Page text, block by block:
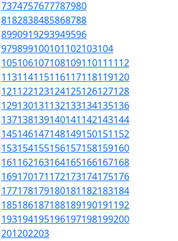
7374757677787980
8182838485868788
8990919293949596
979899100101102103104
105106107108109110111112
113114115116117118119120
121122123124125126127128
129130131132133134135136
137138139140141142143144
145146147148149150151152
153154155156157158159160
161162163164165166167168
169170171172173174175176
177178179180181182183184
185186187188189190191192
193194195196197198199200
201202203